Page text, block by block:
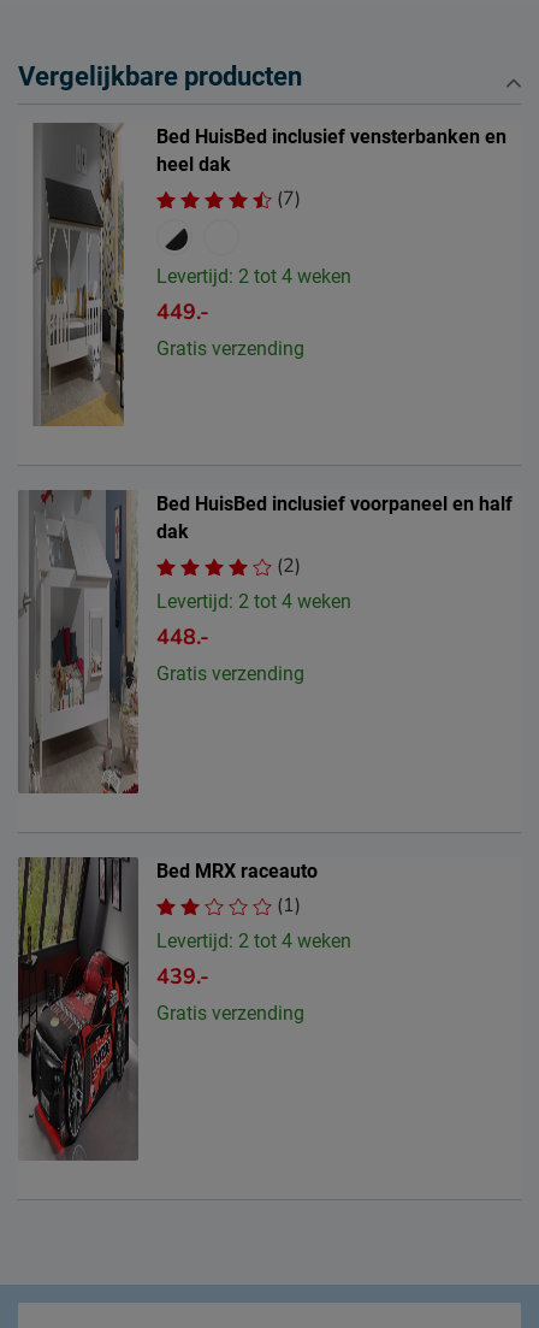
Vergelijkbare producten
Bed HuisBed inclusief vensterbanken en
heel dak
(7)
Levertijd: 2 tot 4 weken
449.-
Gratis verzending
Bed HuisBed inclusief voorpaneel en half
dak
(2)
Levertijd: 2 tot 4 weken
448.-
Gratis verzending
Bed MRX raceauto
(1)
Levertijd: 2 tot 4 weken
439.-
Gratis verzending